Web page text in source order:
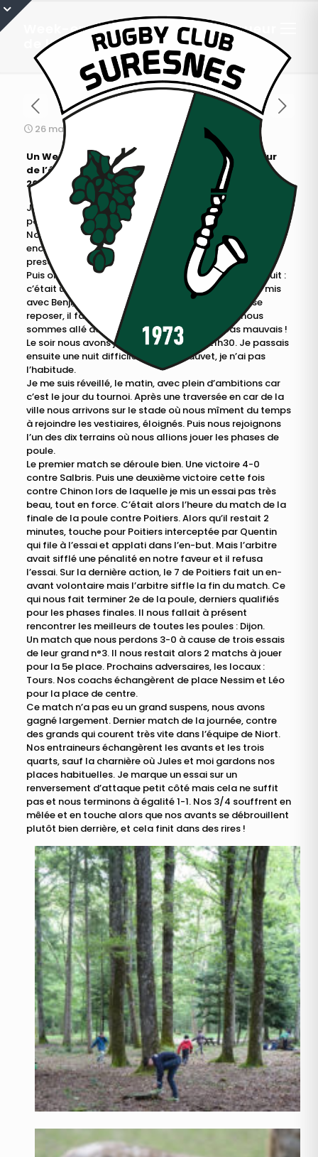
Week-end à Tours vu par un joueur
de l’équipe M12
26 mai 2016
Un Week-End à Tours par Josselin Platiau, joueur
de l’équipe (Challenge Lamarre les 14 et 15 mai
2016)
Je partis de chez moi samedi matin direction le stade
pour prendre le bus. Le voyage en car passa assez vite.
Nous fîmes une pause déjeuner dans la forêt, près d’un
enclos où des biches et des autruches vinrent manger
presque dans nos mains.
Puis on découvrit les lieux où nous allions passer la nuit :
c’était un lycée avec des dortoirs de quatre. Je me mis
avec Benji, Emeric et Pitch, mais pas le temps de se
reposer, il fallait déjà repartir s’entraîner. Puis nous
sommes allé au McDo. Mon burger n’était pas mauvais !
Le soir nous avons joué au foot jusqu’à 21h30. Je passais
ensuite une nuit difficile dans mon duvet, je n’ai pas
l’habitude.
Je me suis réveillé, le matin, avec plein d’ambitions car
c’est le jour du tournoi. Après une traversée en car de la
ville nous arrivons sur le stade où nous mîment du temps
à rejoindre les vestiaires, éloignés. Puis nous rejoignons
l’un des dix terrains où nous allions jouer les phases de
poule.
Le premier match se déroule bien. Une victoire 4-0
contre Salbris. Puis une deuxième victoire cette fois
contre Chinon lors de laquelle je mis un essai pas très
beau, tout en force. C’était alors l’heure du match de la
finale de la poule contre Poitiers. Alors qu’il restait 2
minutes, touche pour Poitiers interceptée par Quentin
qui file à l’essai et applati dans l’en-but. Mais l’arbitre
avait sifflé une pénalité en notre faveur et il refusa
l’essai. Sur la dernière action, le 7 de Poitiers fait un en-
avant volontaire mais l’arbitre siffle la fin du match. Ce
qui nous fait terminer 2e de la poule, derniers qualifiés
pour les phases finales. Il nous fallait à présent
rencontrer les meilleurs de toutes les poules : Dijon.
Un match que nous perdons 3-0 à cause de trois essais
de leur grand n°3. Il nous restait alors 2 matchs à jouer
pour la 5e place. Prochains adversaires, les locaux :
Tours. Nos coachs échangèrent de place Nessim et Léo
pour la place de centre.
Ce match n’a pas eu un grand suspens, nous avons
gagné largement. Dernier match de la journée, contre
des grands qui courent très vite dans l’équipe de Niort.
Nos entraineurs échangèrent les avants et les trois
quarts, sauf la charnière où Jules et moi gardons nos
places habituelles. Je marque un essai sur un
renversement d’attaque petit côté mais cela ne suffit
pas et nous terminons à égalité 1-1. Nos 3/4 souffrent en
mêlée et en touche alors que nos avants se débrouillent
plutôt bien derrière, et cela finit dans des rires !